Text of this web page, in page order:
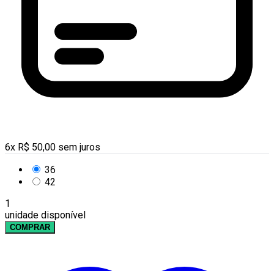
6x R$ 50,00 sem juros
36
42
1
unidade disponível
COMPRAR